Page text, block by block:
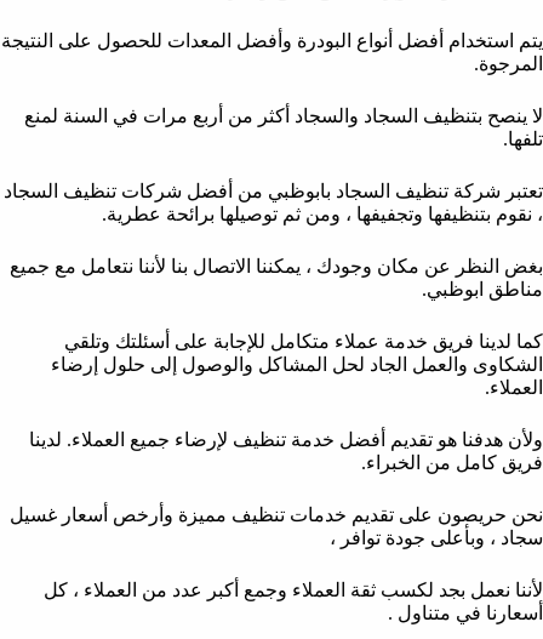
يتم استخدام أفضل أنواع البودرة وأفضل المعدات للحصول على النتيجة
المرجوة.
لا ينصح بتنظيف السجاد والسجاد أكثر من أربع مرات في السنة لمنع
تلفها.
تعتبر شركة تنظيف السجاد بابوظبي من أفضل شركات تنظيف السجاد
، نقوم بتنظيفها وتجفيفها ، ومن ثم توصيلها برائحة عطرية.
بغض النظر عن مكان وجودك ، يمكننا الاتصال بنا لأننا نتعامل مع جميع
مناطق ابوظبي.
كما لدينا فريق خدمة عملاء متكامل للإجابة على أسئلتك وتلقي
الشكاوى والعمل الجاد لحل المشاكل والوصول إلى حلول إرضاء
العملاء.
ولأن هدفنا هو تقديم أفضل خدمة تنظيف لإرضاء جميع العملاء. لدينا
فريق كامل من الخبراء.
نحن حريصون على تقديم خدمات تنظيف مميزة وأرخص أسعار غسيل
سجاد ، وبأعلى جودة توافر ،
لأننا نعمل بجد لكسب ثقة العملاء وجمع أكبر عدد من العملاء ، كل
أسعارنا في متناول .